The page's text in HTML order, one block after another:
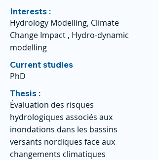
Interests :
Hydrology Modelling, Climate
Change Impact , Hydro-dynamic
modelling
Current studies
PhD
Thesis :
Évaluation des risques
hydrologiques associés aux
inondations dans les bassins
versants nordiques face aux
changements climatiques